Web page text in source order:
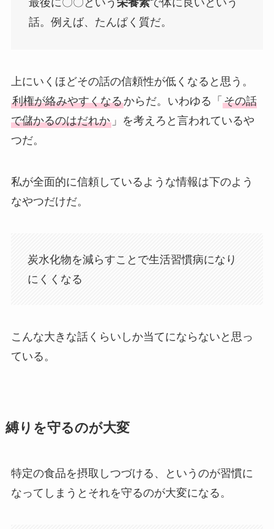
最後に〇〇という 栄養素で体に良いという
話。例えば、たんぱく質だ。
上にいくほどその話の信頼性が低くなると思う。
利権が絡みやすくなるからだ。いわゆる「 その話
で儲かるのはだれか」を考えろと言われているや
つだ。
私が全面的に信頼しているような情報は下のよう
なやつだけだ。
炭水化物を減らすことで生活習慣病になり
にくくなる
こんな大きな話くらいしか当てにならないと思っ
ている。
縛りを守るのが大変
特定の食品を摂取しつづける、というのが習慣に
なってしまうとそれを守るのが大変になる。